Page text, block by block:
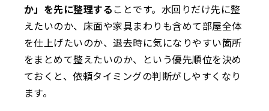
か」を先に整理することです。水回りだけ先に整
えたいのか、床面や家具まわりも含めて部屋全体
を仕上げたいのか、退去時に気になりやすい箇所
をまとめて整えたいのか、という優先順位を決め
ておくと、依頼タイミングの判断がしやすくなり
ます。